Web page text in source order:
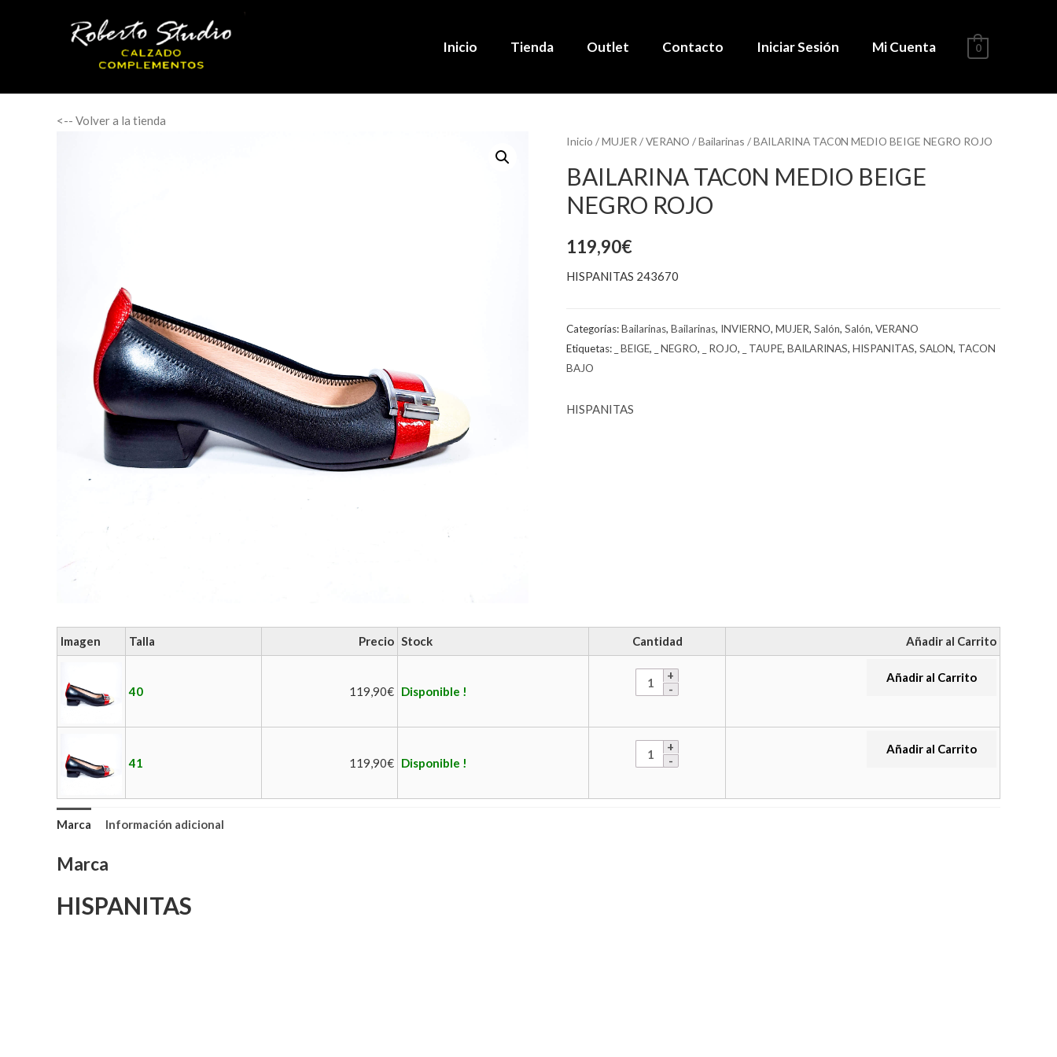
Inicio Tienda Outlet Contacto Iniciar Sesión Mi Cuenta 0
<-- Volver a la tienda
Inicio /MUJER /VERANO /Bailarinas / BAILARINA TAC0N MEDIO BEIGE NEGRO ROJO
BAILARINA TAC0N MEDIO BEIGE
NEGRO ROJO
119,90€
HISPANITAS 243670
Categorías:Bailarinas, Bailarinas, INVIERNO, MUJER, Salón, Salón, VERANO
Etiquetas:
_ BEIGE, _ NEGRO, _ ROJO, _ TAUPE, BAILARINAS, HISPANITAS, SALON, TACON
BAJO
HISPANITAS
Imagen Talla Precio Stock Cantidad Añadir al Carrito
40 119,90€ Disponible !
Añadir al Carrito
41 119,90€ Disponible !
Añadir al Carrito
Marca Información adicional
Marca
HISPANITAS